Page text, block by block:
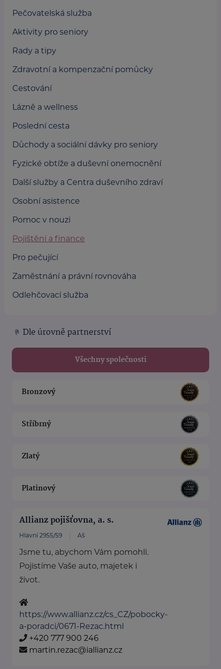
Pečovatelská služba
Aktivity pro seniory
Rady a tipy
Zdravotní a kompenzační pomůcky
Cestování
Lázně a wellness
Poslední cesta
Důchody a sociální dávky pro seniory
Fyzické obtíže a duševní onemocnění
Další služby a Centra duševního zdraví
Osobní asistence
Pomoc v nouzi
Pojištění a finance
Pro pečující
Zaměstnání a právní rovnováha
Odlehčovací služba
Dle úrovně partnerství
Všechny společnosti
Bronzový
Stříbrný
Zlatý
Platinový
Allianz pojišťovna, a. s.
Hlavní 2955/59 Aš
Jsme tu, abychom Vám pomohli.
Pojistíme Vaše auto, majetek i
život.
https://www.allianz.cz/cs_CZ/pobocky-
a-poradci/0671-Rezac.html
+420 777 900 246
martin.rezac@iallianz.cz